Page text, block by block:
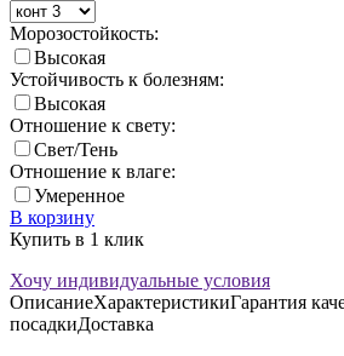
Морозостойкость:
Высокая
Устойчивость к болезням:
Высокая
Отношение к свету:
Свет/Тень
Отношение к влаге:
Умеренное
В корзину
Купить в 1 клик
Хочу индивидуальные условия
ОписаниеХарактеристикиГарантия
посадкиДоставка